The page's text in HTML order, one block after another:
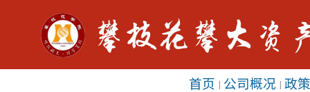
首页 公司概况 政